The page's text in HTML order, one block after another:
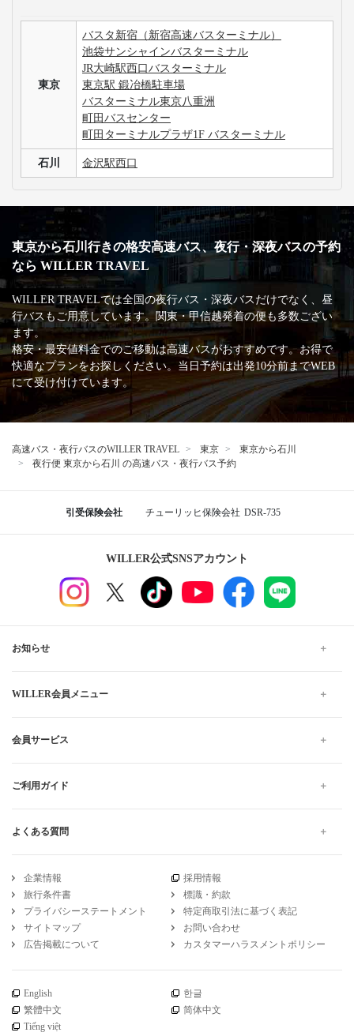
東京
バスタ新宿（新宿高速バスターミナル）
池袋サンシャインバスターミナル
JR大崎駅西口バスターミナル
東京駅 鍛冶橋駐車場
バスターミナル東京八重洲
町田バスセンター
町田ターミナルプラザ1F バスターミナル
石川 金沢駅西口
東京から石川行きの格安高速バス、夜行・深夜バスの予約
なら WILLER TRAVEL
WILLER TRAVELでは全国の夜行バス・深夜バスだけでなく、昼
行バスもご用意しています。関東・甲信越発着の便も多数ござい
ます。
格安・最安値料金でのご移動は高速バスがおすすめです。お得で
快適なプランをお探しください。当日予約は出発10分前までWEB
にて受け付けています。
高速バス・夜行バスのWILLER TRAVEL 東京
東京から石川
夜行便 東京から石川 の高速バス・夜行バス予約
引受保険会社 チューリッヒ保険会社 DSR-735
WILLER公式SNSアカウント
お知らせ
WILLER会員メニュー
会員サービス
ご利用ガイド
よくある質問
企業情報
採用情報
旅行条件書
標識・約款
プライバシーステートメント
特定商取引法に基づく表記
サイトマップ
お問い合わせ
広告掲載について
カスタマーハラスメントポリシー
English
한글
繁體中文
简体中文
Tiếng việt